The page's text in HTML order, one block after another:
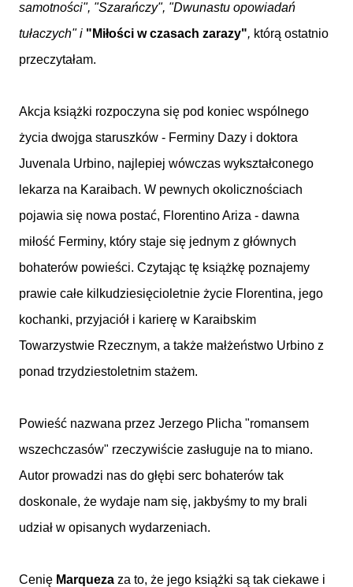
samotności", "Szarańczy", "Dwunastu opowiadań
tułaczych" i "Miłości w czasach zarazy", którą ostatnio
przeczytałam.
Akcja książki rozpoczyna się pod koniec wspólnego
życia dwojga staruszków - Ferminy Dazy i doktora
Juvenala Urbino, najlepiej wówczas wykształconego
lekarza na Karaibach. W pewnych okolicznościach
pojawia się nowa postać, Florentino Ariza - dawna
miłość Ferminy, który staje się jednym z głównych
bohaterów powieści. Czytając tę książkę poznajemy
prawie całe kilkudziesięcioletnie życie Florentina, jego
kochanki, przyjaciół i karierę w Karaibskim
Towarzystwie Rzecznym, a także małżeństwo Urbino z
ponad trzydziestoletnim stażem.
Powieść nazwana przez Jerzego Plicha "romansem
wszechczasów" rzeczywiście zasługuje na to miano.
Autor prowadzi nas do głębi serc bohaterów tak
doskonale, że wydaje nam się, jakbyśmy to my brali
udział w opisanych wydarzeniach.
Cenię Marqueza za to, że jego książki są tak ciekawe i